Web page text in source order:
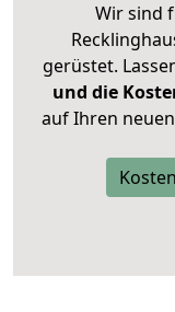
Wir sind
gerüstet.
und die
auf Ihren